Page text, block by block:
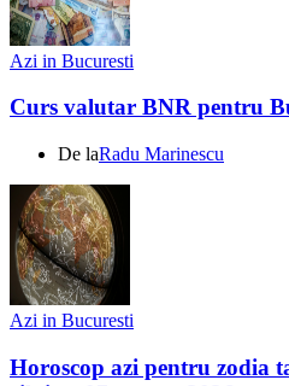
Azi in Bucuresti
Curs valutar BNR pentru
De laRadu Marinescu
Azi in Bucuresti
Horoscop azi pentru zodia